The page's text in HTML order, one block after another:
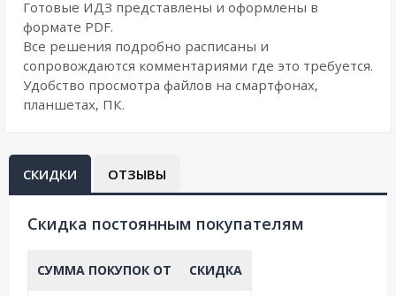
Готовые ИДЗ представлены и оформлены в
формате PDF.
Все решения подробно расписаны и
сопровождаются комментариями где это требуется.
Удобство просмотра файлов на смартфонах,
планшетах, ПК.
СКИДКИ ОТЗЫВЫ
Cкидка постоянным покупателям
СУММА ПОКУПОК ОТ СКИДКА